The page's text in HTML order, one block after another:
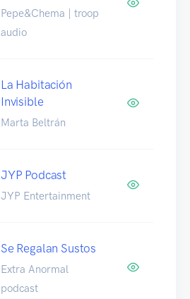
Pepe&Chema | troop
audio
La Habitación
Invisible
Marta Beltrán
JYP Podcast
JYP Entertainment
Se Regalan Sustos
Extra Anormal
podcast